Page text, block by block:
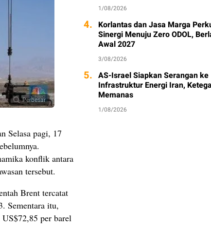
Perbesar
Selasa pagi, 17
konflik antara
tersebut.
Brent tercatat
Sementara itu,
per barel
1/08/2026
4. Korlantas dan Jasa Marga
Sinergi Menuju Zero ODOL,
Awal 2027
3/08/2026
5. AS-Israel Siapkan Serangan ke
Infrastruktur Energi Iran,
Memanas
1/08/2026